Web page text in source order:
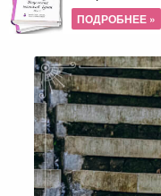
ПОДРОБНЕЕ »